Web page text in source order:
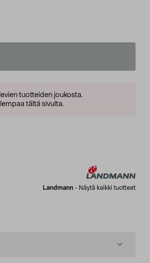
tuotteiden joukosta.
tältä sivulta.
Landmann - Näytä kaikki tuotteet